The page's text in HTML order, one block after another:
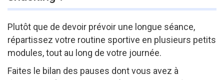
Plutôt que de devoir prévoir une longue séance,
répartissez votre routine sportive en plusieurs petits
modules, tout au long de votre journée.
Faites le bilan des pauses dont vous avez à